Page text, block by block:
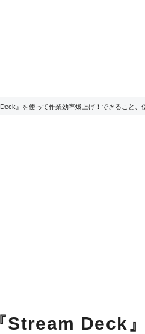
』を使って作業効率爆上げ！できること、
Stream Deck